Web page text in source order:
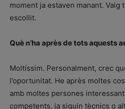
moment ja estaven manant.
escollit.
Què n’ha après de tots aquests
Moltíssim. Personalment, crec
l’oportunitat. He après moltes
amb moltes persones
competents, ja siguin tècnics o